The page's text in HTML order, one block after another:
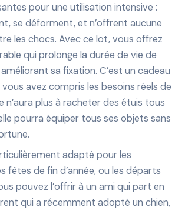
pour une utilisation intensive :
se déforment, et n’offrent aucune
les chocs. Avec ce lot, vous offrez
qui prolonge la durée de vie de
sa fixation. C’est un cadeau
avez compris les besoins réels de
n’aura plus à racheter des étuis tous
pourra équiper tous ses objets sans
adapté pour les
fêtes de fin d’année, ou les départs
pouvez l’offrir à un ami qui part en
qui a récemment adopté un chien,